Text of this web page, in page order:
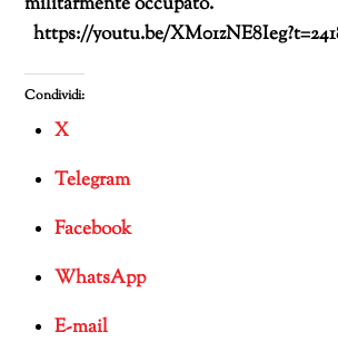
https://youtu.be/
Condividi:
X
Telegram
Facebook
WhatsApp
E-mail